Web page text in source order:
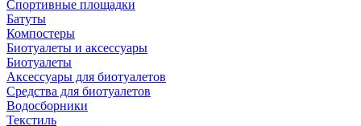
Спортивные площадки
Батуты
Компостеры
Биотуалеты и аксессуары
Биотуалеты
Аксессуары для биотуалетов
Средства для биотуалетов
Водосборники
Текстиль